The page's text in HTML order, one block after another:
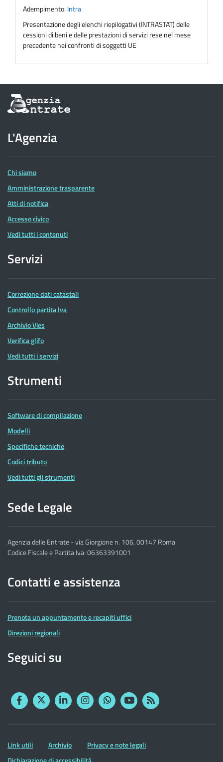
Adempimento: Intra
Presentazione degli elenchi riepilogativi (INTRASTAT) delle
cessioni di beni e delle prestazioni di servizi rese nel mese
precedente nei confronti di soggetti UE
Informazioni
sul
dell'Agenzia
delle
Entrate
L'Agenzia
Chi siamo
Amministrazione trasparente
Atti di notifica
Accesso civico
Vedi tutti i contenuti
Servizi
Correzione dati catastali
Controllo partita Iva
Archivio Vies
Verifica glifo
Vedi tutti i servizi
Strumenti
Software di compilazione
Modelli
Specifiche tecniche
Codici tributo
Vedi tutti gli strumenti
Sede Legale
Agenzia delle Entrate - via Giorgione n. 106, 00147 Roma
Codice Fiscale e Partita Iva: 06363391001
Contatti e assistenza
Prenota un appuntamento e recapiti uffici
Direzioni regionali
Seguici su
FacebookTwitterLinkedinInstagram
YouTubeRSS
Altre
informazioni
Link utili Archivio
Privacy e note legali